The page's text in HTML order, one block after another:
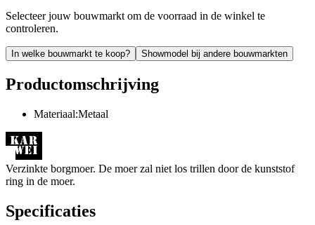
Selecteer jouw bouwmarkt om de voorraad in de winkel te
controleren.
In welke bouwmarkt te koop? Showmodel bij andere bouwmarkten
Productomschrijving
Materiaal:Metaal
Verzinkte borgmoer. De moer zal niet los trillen door de kunststof
ring in de moer.
Specificaties